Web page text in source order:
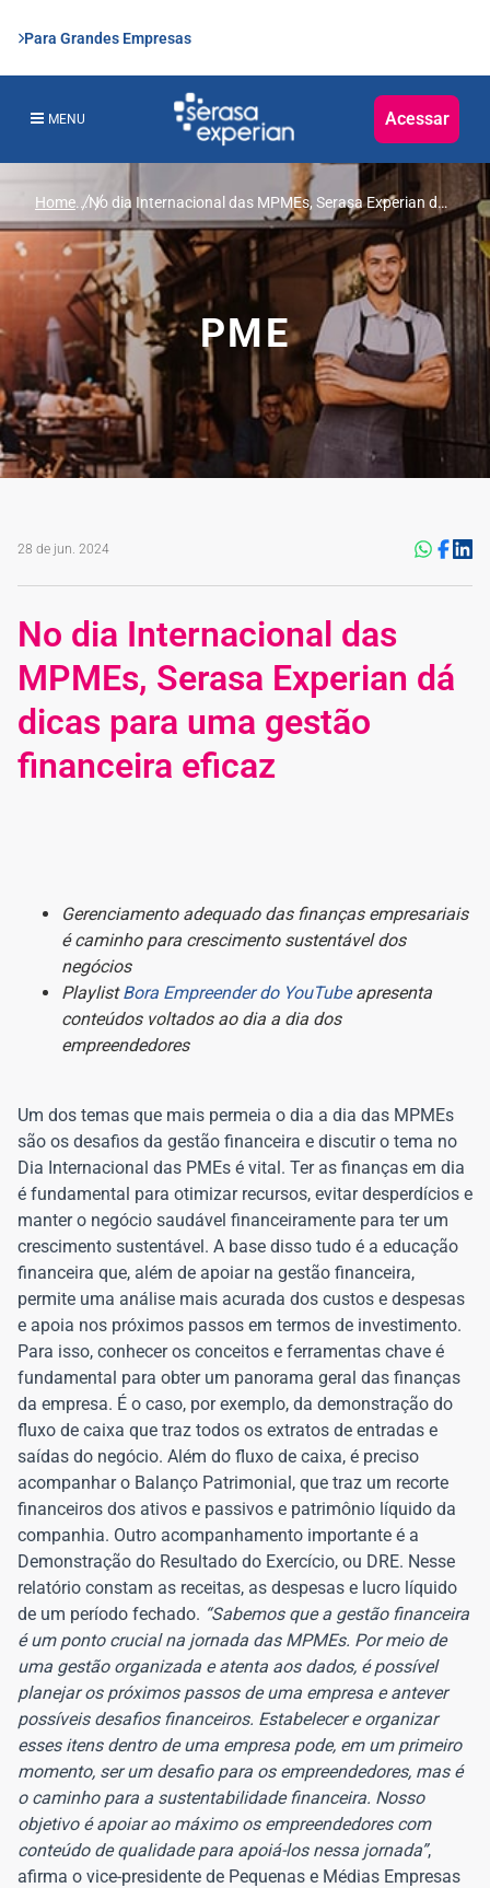
Para Grandes Empresas
MENU Acessar
Home...No dia Internacional das MPMEs, Serasa Experian dá
dicas para uma gestão financeira eficaz
PME
28 de jun. 2024
No dia Internacional das
MPMEs, Serasa Experian dá
dicas para uma gestão
financeira eficaz
Gerenciamento adequado das finanças empresariais
é caminho para crescimento sustentável dos
negócios
PlaylistBora Empreender do YouTubeapresenta
conteúdos voltados ao dia a dia dos
empreendedores
Um dos temas que mais permeia o dia a dia das MPMEs
são os desafios da gestão financeira e discutir o tema no
Dia Internacional das PMEs é vital. Ter as finanças em dia
é fundamental para otimizar recursos, evitar desperdícios e
manter o negócio saudável financeiramente para ter um
crescimento sustentável. A base disso tudo é a educação
financeira que, além de apoiar na gestão financeira,
permite uma análise mais acurada dos custos e despesas
e apoia nos próximos passos em termos de investimento.
Para isso, conhecer os conceitos e ferramentas chave é
fundamental para obter um panorama geral das finanças
da empresa. É o caso, por exemplo, da demonstração do
fluxo de caixa que traz todos os extratos de entradas e
saídas do negócio. Além do fluxo de caixa, é preciso
acompanhar o Balanço Patrimonial, que traz um recorte
financeiros dos ativos e passivos e patrimônio líquido da
companhia. Outro acompanhamento importante é a
Demonstração do Resultado do Exercício, ou DRE. Nesse
relatório constam as receitas, as despesas e lucro líquido
de um período fechado. “Sabemos que a gestão financeira
é um ponto crucial na jornada das MPMEs. Por meio de
uma gestão organizada e atenta aos dados, é possível
planejar os próximos passos de uma empresa e antever
possíveis desafios financeiros. Estabelecer e organizar
esses itens dentro de uma empresa pode, em um primeiro
momento, ser um desafio para os empreendedores, mas é
o caminho para a sustentabilidade financeira. Nosso
objetivo é apoiar ao máximo os empreendedores com
conteúdo de qualidade para apoiá-los nessa jornada”,
afirma o vice-presidente de Pequenas e Médias Empresas